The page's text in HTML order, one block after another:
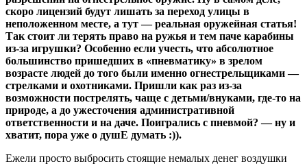
скоро лицензий будут лишать за переход улицы в
неположенном месте, а тут — реальная оружейная статья!
Так стоит ли терять право на ружья и тем паче карабины
из-за игрушки? Особенно если учесть, что абсолютное
большинство пришедших в «пневматику» в зрелом
возрасте людей до того были именно огнестрельщиками —
стрелками и охотниками. Пришли как раз из-за
возможности пострелять, чаще с детьми/внуками, где-то на
природе, а до ужесточения административной
ответственности и на даче. Поигрались с пневмой? — ну и
хватит, пора уже о душЕ думать :)).
Ежели просто выбросить стоящие немалых денег воздушки